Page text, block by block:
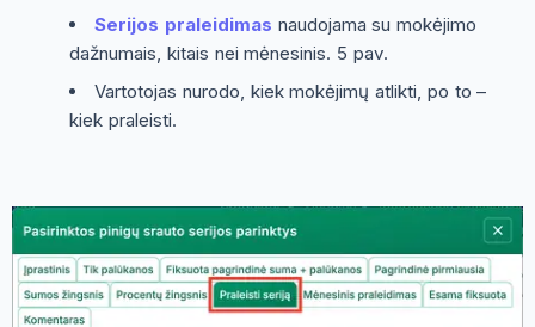
Serijos praleidimas naudojama su mokėjimo
dažnumais, kitais nei mėnesinis. 5 pav.
Vartotojas nurodo, kiek mokėjimų atlikti, po to –
kiek praleisti.